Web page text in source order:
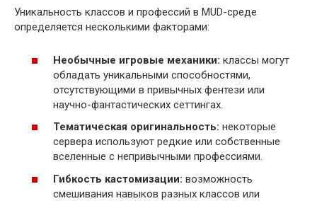
Уникальность классов и профессий в MUD-среде
определяется несколькими факторами:
Необычные игровые механики: классы могут
обладать уникальными способностями,
отсутствующими в привычных фентези или
научно-фантастических сеттингах.
Тематическая оригинальность: некоторые
сервера используют редкие или собственные
вселенные с непривычными профессиями.
Гибкость кастомизации: возможность
смешивания навыков разных классов или